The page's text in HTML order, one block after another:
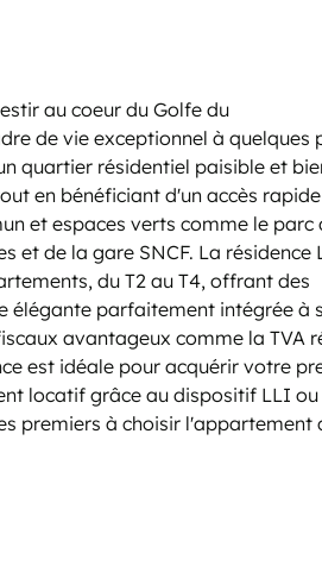
au coeur du Golfe du
de vie exceptionnel à quelques
quartier résidentiel paisible et
en bénéficiant d'un accès
et espaces verts comme le parc
et de la gare SNCF. La résidence
du T2 au T4, offrant des
élégante parfaitement intégrée à
avantageux comme la TVA
est idéale pour acquérir votre
locatif grâce au dispositif LLI ou
premiers à choisir l'appartement